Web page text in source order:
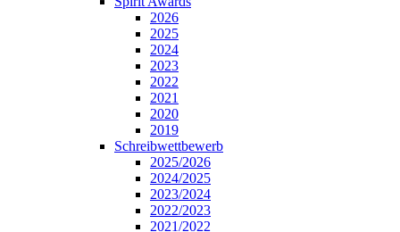
2026
2025
2024
2023
2022
2021
2020
2019
Schreibwettbewerb
2025/2026
2024/2025
2023/2024
2022/2023
2021/2022